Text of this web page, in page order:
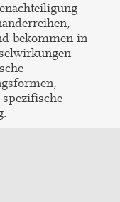
bekommen in